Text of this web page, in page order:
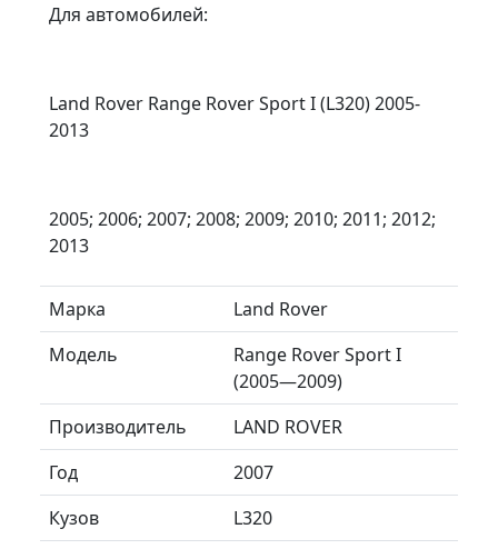
Для автомобилей:
Land Rover Range Rover Sport I (L320) 2005-
2013
2005; 2006; 2007; 2008; 2009; 2010; 2011; 2012;
2013
Марка
Land Rover
Модель
Range Rover Sport I
(2005—2009)
Производитель
LAND ROVER
Год
2007
Кузов
L320